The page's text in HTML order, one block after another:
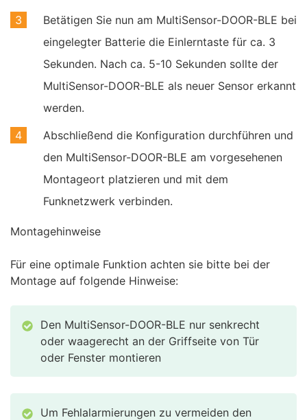
Betätigen Sie nun am MultiSensor-DOOR-BLE bei
eingelegter Batterie die Einlerntaste für ca. 3
Sekunden. Nach ca. 5-10 Sekunden sollte der
MultiSensor-DOOR-BLE als neuer Sensor erkannt
werden.
Abschließend die Konfiguration durchführen und
den MultiSensor-DOOR-BLE am vorgesehenen
Montageort platzieren und mit dem
Funknetzwerk verbinden.
Montagehinweise
Für eine optimale Funktion achten sie bitte bei der
Montage auf folgende Hinweise:
Den MultiSensor-DOOR-BLE nur senkrecht
oder waagerecht an der Griffseite von Tür
oder Fenster montieren
Um Fehlalarmierungen zu vermeiden den